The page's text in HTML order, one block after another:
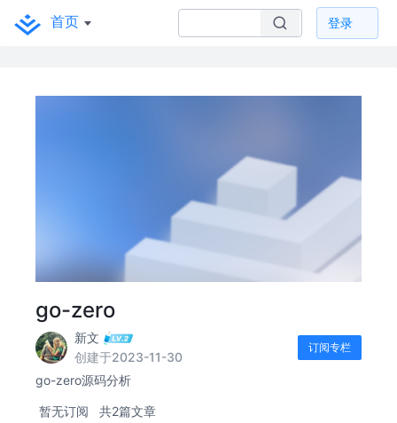
首页 登录
go-zero
新文
创建于2023-11-30
订阅专栏
go-zero源码分析
暂无订阅 共2篇文章